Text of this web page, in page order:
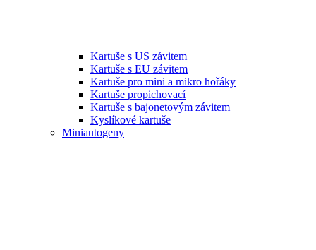
Kartuše s US závitem
Kartuše s EU závitem
Kartuše pro mini a mikro hořáky
Kartuše propichovací
Kartuše s bajonetovým závitem
Kyslíkové kartuše
Miniautogeny